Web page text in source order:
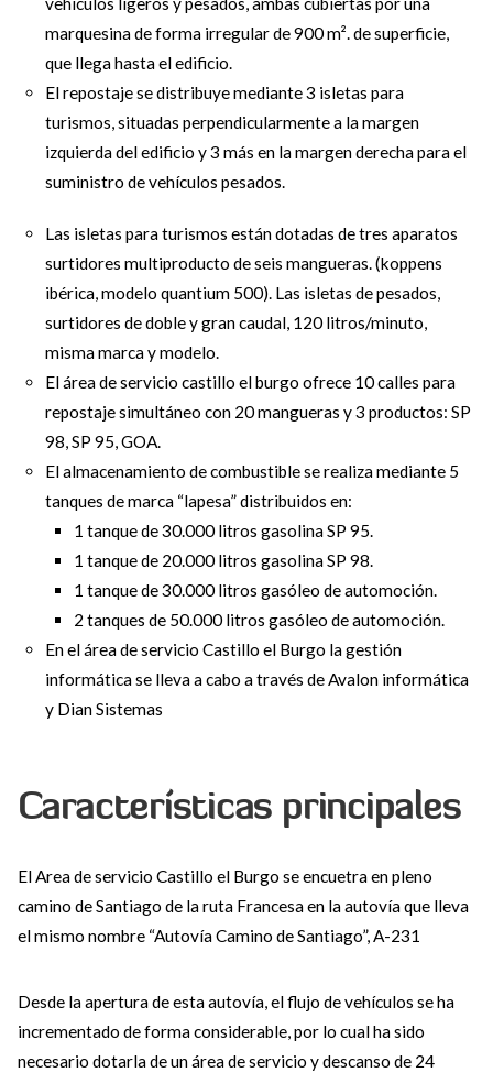
marquesina de forma irregular de 900 m². de superficie,
que llega hasta el edificio.
El repostaje se distribuye mediante 3 isletas para
turismos, situadas perpendicularmente a la margen
izquierda del edificio y 3 más en la margen derecha para el
suministro de vehículos pesados.
Las isletas para turismos están dotadas de tres aparatos
surtidores multiproducto de seis mangueras. (koppens
ibérica, modelo quantium 500). Las isletas de pesados,
surtidores de doble y gran caudal, 120 litros/minuto,
misma marca y modelo.
El área de servicio castillo el burgo ofrece 10 calles para
repostaje simultáneo con 20 mangueras y 3 productos: SP
98, SP 95, GOA.
El almacenamiento de combustible se realiza mediante 5
tanques de marca “lapesa” distribuidos en:
1 tanque de 30.000 litros gasolina SP 95.
1 tanque de 20.000 litros gasolina SP 98.
1 tanque de 30.000 litros gasóleo de automoción.
2 tanques de 50.000 litros gasóleo de automoción.
En el área de servicio Castillo el Burgo la gestión
informática se lleva a cabo a través de Avalon informática
y Dian Sistemas
Características principales
El Area de servicio Castillo el Burgo se encuetra en pleno
camino de Santiago de la ruta Francesa en la autovía que lleva
el mismo nombre “Autovía Camino de Santiago”, A-231
Desde la apertura de esta autovía, el flujo de vehículos se ha
incrementado de forma considerable, por lo cual ha sido
necesario dotarla de un área de servicio y descanso de 24